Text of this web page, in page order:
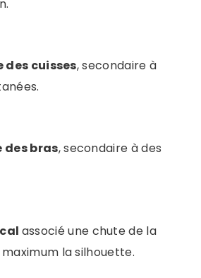
cuisses, secondaire à
des bras, secondaire à des
associé une chute de la
la silhouette.